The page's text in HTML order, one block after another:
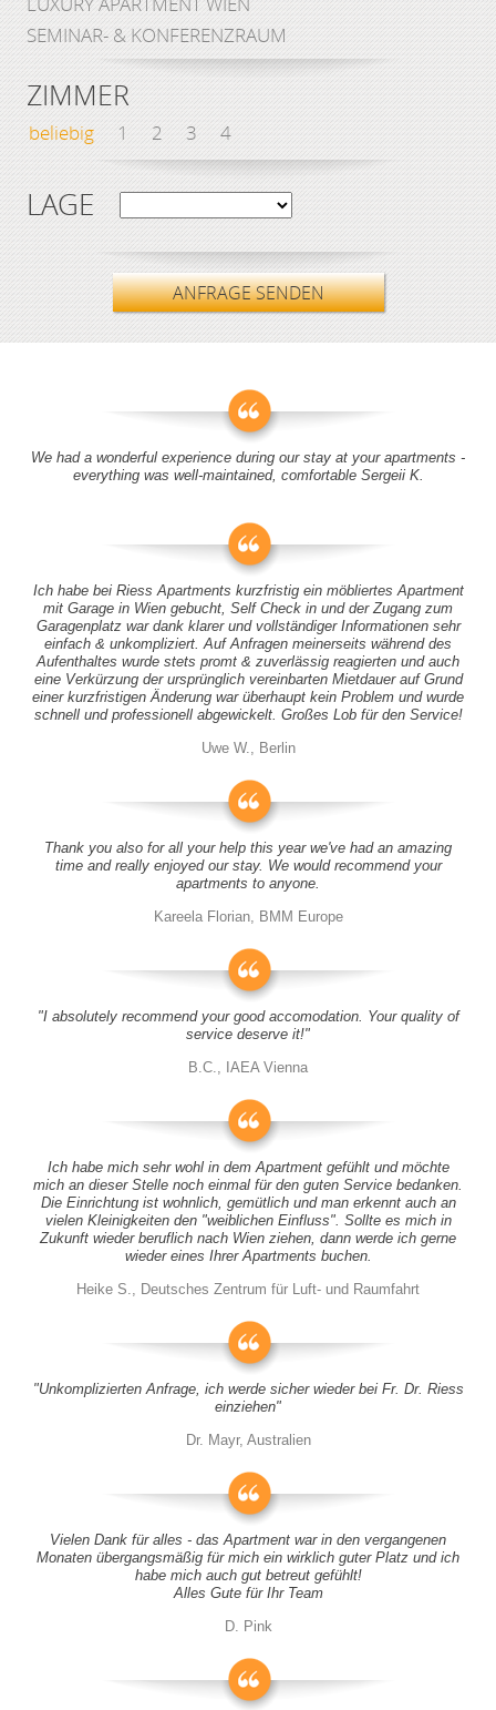
SEMINAR- & KONFERENZRAUM
ZIMMER
beliebig 1 2 3 4
LAGE
ANFRAGE SENDEN
We had a wonderful experience during our stay at your apartments -
everything was well-maintained, comfortable Sergeii K.
Ich habe bei Riess Apartments kurzfristig ein möbliertes Apartment
mit Garage in Wien gebucht, Self Check in und der Zugang zum
Garagenplatz war dank klarer und vollständiger Informationen sehr
einfach & unkompliziert. Auf Anfragen meinerseits während des
Aufenthaltes wurde stets promt & zuverlässig reagierten und auch
eine Verkürzung der ursprünglich vereinbarten Mietdauer auf Grund
einer kurzfristigen Änderung war überhaupt kein Problem und wurde
schnell und professionell abgewickelt. Großes Lob für den Service!
Uwe W., Berlin
Thank you also for all your help this year we've had an amazing
time and really enjoyed our stay. We would recommend your
apartments to anyone.
Kareela Florian, BMM Europe
"I absolutely recommend your good accomodation. Your quality of
service deserve it!"
B.C., IAEA Vienna
Ich habe mich sehr wohl in dem Apartment gefühlt und möchte
mich an dieser Stelle noch einmal für den guten Service bedanken.
Die Einrichtung ist wohnlich, gemütlich und man erkennt auch an
vielen Kleinigkeiten den "weiblichen Einfluss". Sollte es mich in
Zukunft wieder beruflich nach Wien ziehen, dann werde ich gerne
wieder eines Ihrer Apartments buchen.
Heike S., Deutsches Zentrum für Luft- und Raumfahrt
"Unkomplizierten Anfrage, ich werde sicher wieder bei Fr. Dr. Riess
einziehen"
Dr. Mayr, Australien
Vielen Dank für alles - das Apartment war in den vergangenen
Monaten übergangsmäßig für mich ein wirklich guter Platz und ich
habe mich auch gut betreut gefühlt!
Alles Gute für Ihr Team
D. Pink